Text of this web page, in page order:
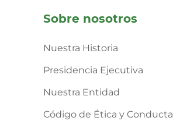
Sobre nosotros
Nuestra Historia
Presidencia Ejecutiva
Nuestra Entidad
Código de Ética y Conducta